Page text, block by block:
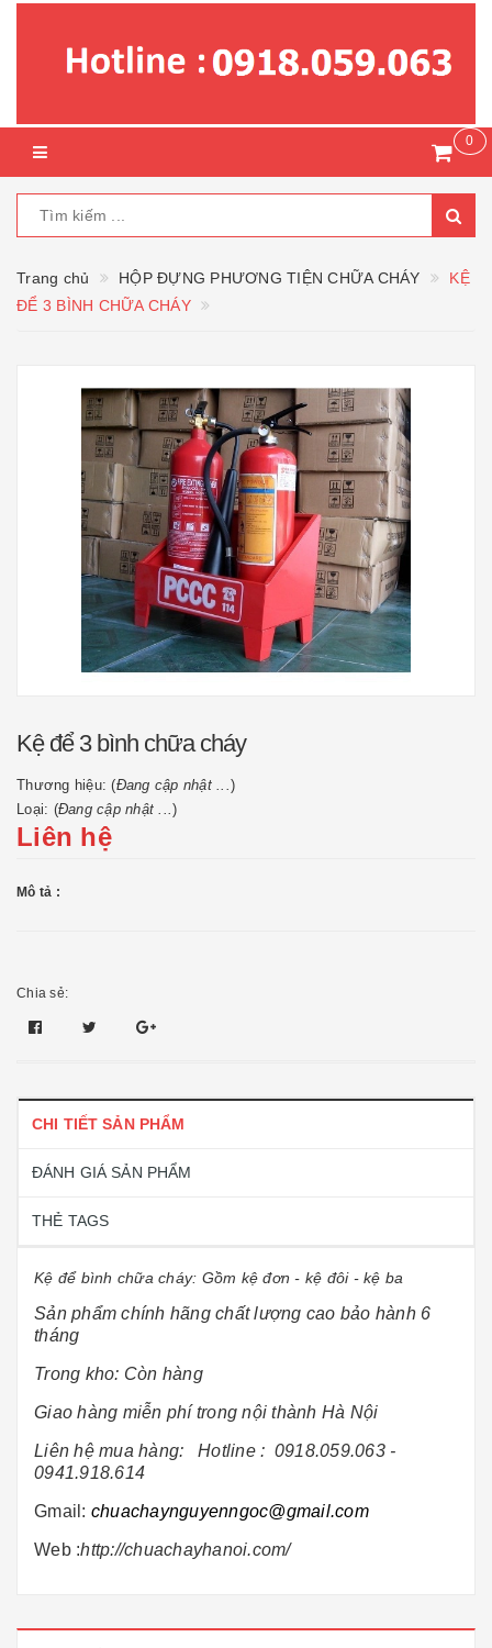
0
Trang chủ HỘP ĐỰNG PHƯƠNG TIỆN CHỮA CHÁY
KỆ
ĐỂ 3 BÌNH CHỮA CHÁY
Kệ để 3 bình chữa cháy
Thương hiệu: (Đang cập nhật ...)
Loại: (Đang cập nhật ...)
Liên hệ
Mô tả :
Chia sẻ:
CHI TIẾT SẢN PHẨM
ĐÁNH GIÁ SẢN PHẨM
THẺ TAGS
Kệ để bình chữa cháy: Gồm kệ đơn - kệ đôi - kệ ba
Sản phẩm chính hãng chất lượng cao bảo hành 6
tháng
Trong kho: Còn hàng
Giao hàng miễn phí trong nội thành Hà Nội
Liên hệ mua hàng: Hotline : 0918.059.063 -
0941.918.614
Gmail: chuachaynguyenngoc@gmail.com
Web :http://chuachayhanoi.com/